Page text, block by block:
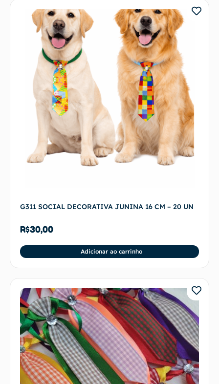
G311 SOCIAL DECORATIVA JUNINA 16 CM – 20 UN
R$30,00
Adicionar ao carrinho